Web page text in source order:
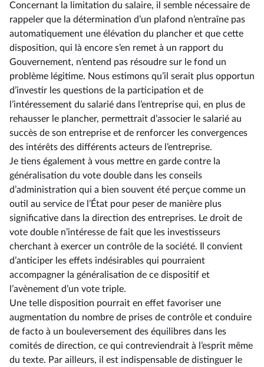
Concernant la limitation du salaire, il semble nécessaire de
rappeler que la détermination d’un plafond n’entraîne pas
automatiquement une élévation du plancher et que cette
disposition, qui là encore s’en remet à un rapport du
Gouvernement, n’entend pas résoudre sur le fond un
problème légitime. Nous estimons qu’il serait plus opportun
d’investir les questions de la participation et de
l’intéressement du salarié dans l’entreprise qui, en plus de
rehausser le plancher, permettrait d’associer le salarié au
succès de son entreprise et de renforcer les convergences
des intérêts des différents acteurs de l’entreprise.
Je tiens également à vous mettre en garde contre la
généralisation du vote double dans les conseils
d’administration qui a bien souvent été perçue comme un
outil au service de l’État pour peser de manière plus
significative dans la direction des entreprises. Le droit de
vote double n’intéresse de fait que les investisseurs
cherchant à exercer un contrôle de la société. Il convient
d’anticiper les effets indésirables qui pourraient
accompagner la généralisation de ce dispositif et
l’avènement d’un vote triple.
Une telle disposition pourrait en effet favoriser une
augmentation du nombre de prises de contrôle et conduire
de facto à un bouleversement des équilibres dans les
comités de direction, ce qui contreviendrait à l’esprit même
du texte. Par ailleurs, il est indispensable de distinguer le